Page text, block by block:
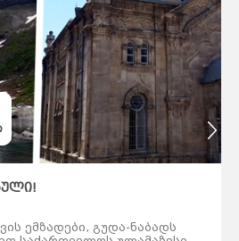
ემზადები, გუდა-ნაბადს